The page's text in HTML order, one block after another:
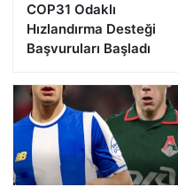
COP31 Odaklı
Hızlandırma Desteği
Başvuruları Başladı